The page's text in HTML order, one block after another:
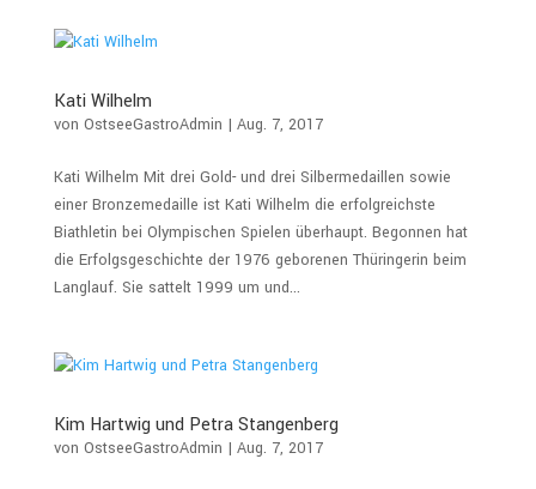
Kati Wilhelm
von OstseeGastroAdmin | Aug. 7, 2017
Kati Wilhelm Mit drei Gold- und drei Silbermedaillen sowie
einer Bronzemedaille ist Kati Wilhelm die erfolgreichste
Biathletin bei Olympischen Spielen überhaupt. Begonnen hat
die Erfolgsgeschichte der 1976 geborenen Thüringerin beim
Langlauf. Sie sattelt 1999 um und...
Kim Hartwig und Petra Stangenberg
von OstseeGastroAdmin | Aug. 7, 2017